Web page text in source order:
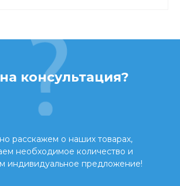
консультация?
расскажем о наших товарах,
необходимое количество и
индивидуальное предложение!